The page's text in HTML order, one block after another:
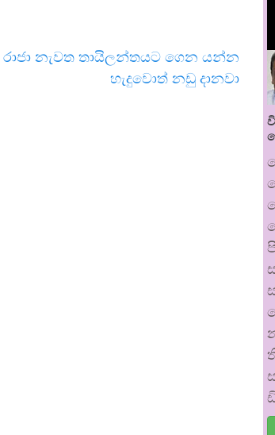
රාජා නැවත තායිලන්තයට ගෙන යන්න
හැදුවොත් නඩු දානවා